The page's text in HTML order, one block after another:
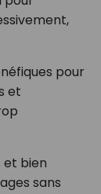
pour
et
et bien
sans